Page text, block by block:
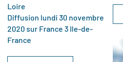
Loire
Diffusion lundi 30 novembre
2020 sur France 3 Ile-de-
France